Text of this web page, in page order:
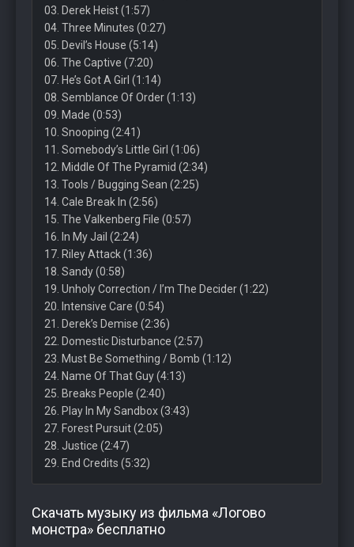
03. Derek Heist (1:57)
04. Three Minutes (0:27)
05. Devil’s House (5:14)
06. The Captive (7:20)
07. He’s Got A Girl (1:14)
08. Semblance Of Order (1:13)
09. Made (0:53)
10. Snooping (2:41)
11. Somebody’s Little Girl (1:06)
12. Middle Of The Pyramid (2:34)
13. Tools / Bugging Sean (2:25)
14. Cale Break In (2:56)
15. The Valkenberg File (0:57)
16. In My Jail (2:24)
17. Riley Attack (1:36)
18. Sandy (0:58)
19. Unholy Correction / I’m The Decider (1:22)
20. Intensive Care (0:54)
21. Derek’s Demise (2:36)
22. Domestic Disturbance (2:57)
23. Must Be Something / Bomb (1:12)
24. Name Of That Guy (4:13)
25. Breaks People (2:40)
26. Play In My Sandbox (3:43)
27. Forest Pursuit (2:05)
28. Justice (2:47)
29. End Credits (5:32)
Скачать музыку из фильма «Логово
монстра» бесплатно